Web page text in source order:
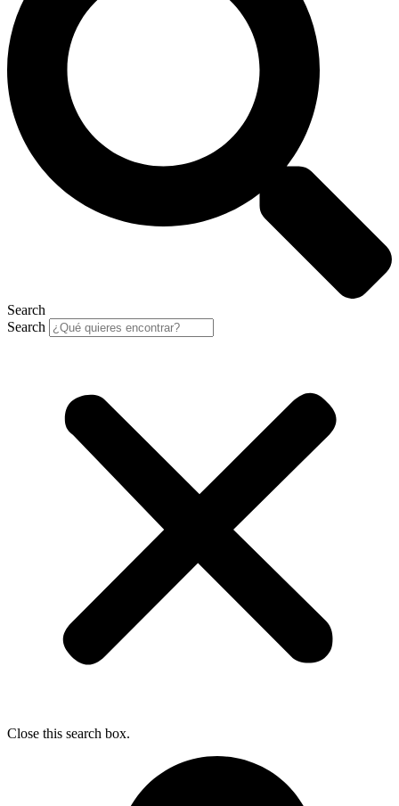
Search
Search
Close this search box.